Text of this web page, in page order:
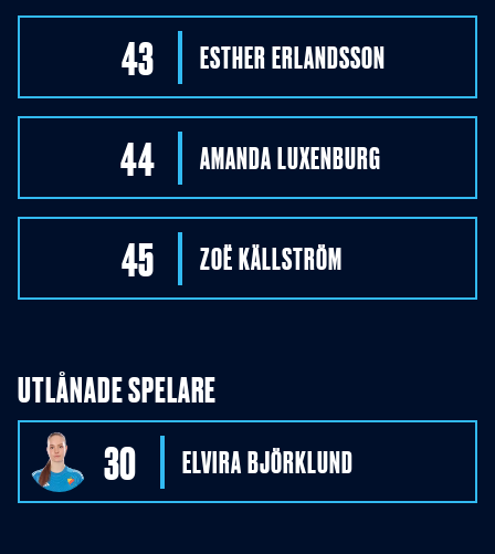
43 ESTHERERLANDSSON
44 AMANDALUXENBURG
45 ZOËKÄLLSTRÖM
UTLÅNADE SPELARE
30 ELVIRABJÖRKLUND